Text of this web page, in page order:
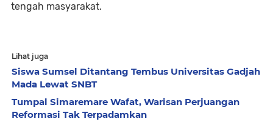
tengah masyarakat.
Lihat juga
Siswa Sumsel Ditantang Tembus Universitas Gadjah
Mada Lewat SNBT
Tumpal Simaremare Wafat, Warisan Perjuangan
Reformasi Tak Terpadamkan